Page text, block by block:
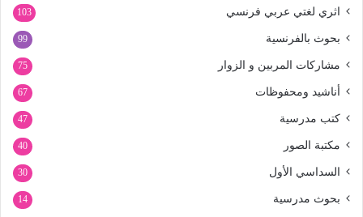
اثري لغتي عربي فرنسي 103
بحوث بالفرنسية 99
مشاركات المربين و الزوار 75
أناشيد ومحفوظات 67
كتب مدرسية 47
مكتبة الصور 40
السداسي الأول 30
بحوث مدرسية 14